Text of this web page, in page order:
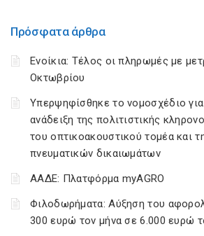
Πρόσφατα άρθρα
Ενοίκια: Τέλος οι πληρωμές με
Οκτωβρίου
Υπερψηφίσθηκε το νομοσχέδιο για
ανάδειξη της πολιτιστικής
του οπτικοακουστικού τομέα και
πνευματικών δικαιωμάτων
ΑΑΔΕ: Πλατφόρμα myAGRO
Φιλοδωρήματα: Αύξηση του
300 ευρώ τον μήνα σε 6.000 ευρώ